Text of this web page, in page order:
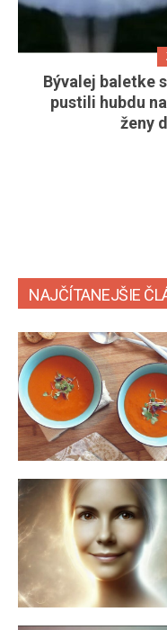
Bývalej baletke
pustili hubdu
ženy
NAJČÍTANEJŠIE